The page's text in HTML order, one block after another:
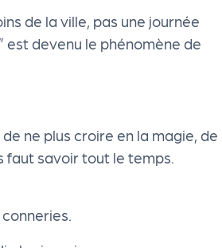
de la ville, pas une journée
est devenu le phénomène de
ne plus croire en la magie, de
faut savoir tout le temps.